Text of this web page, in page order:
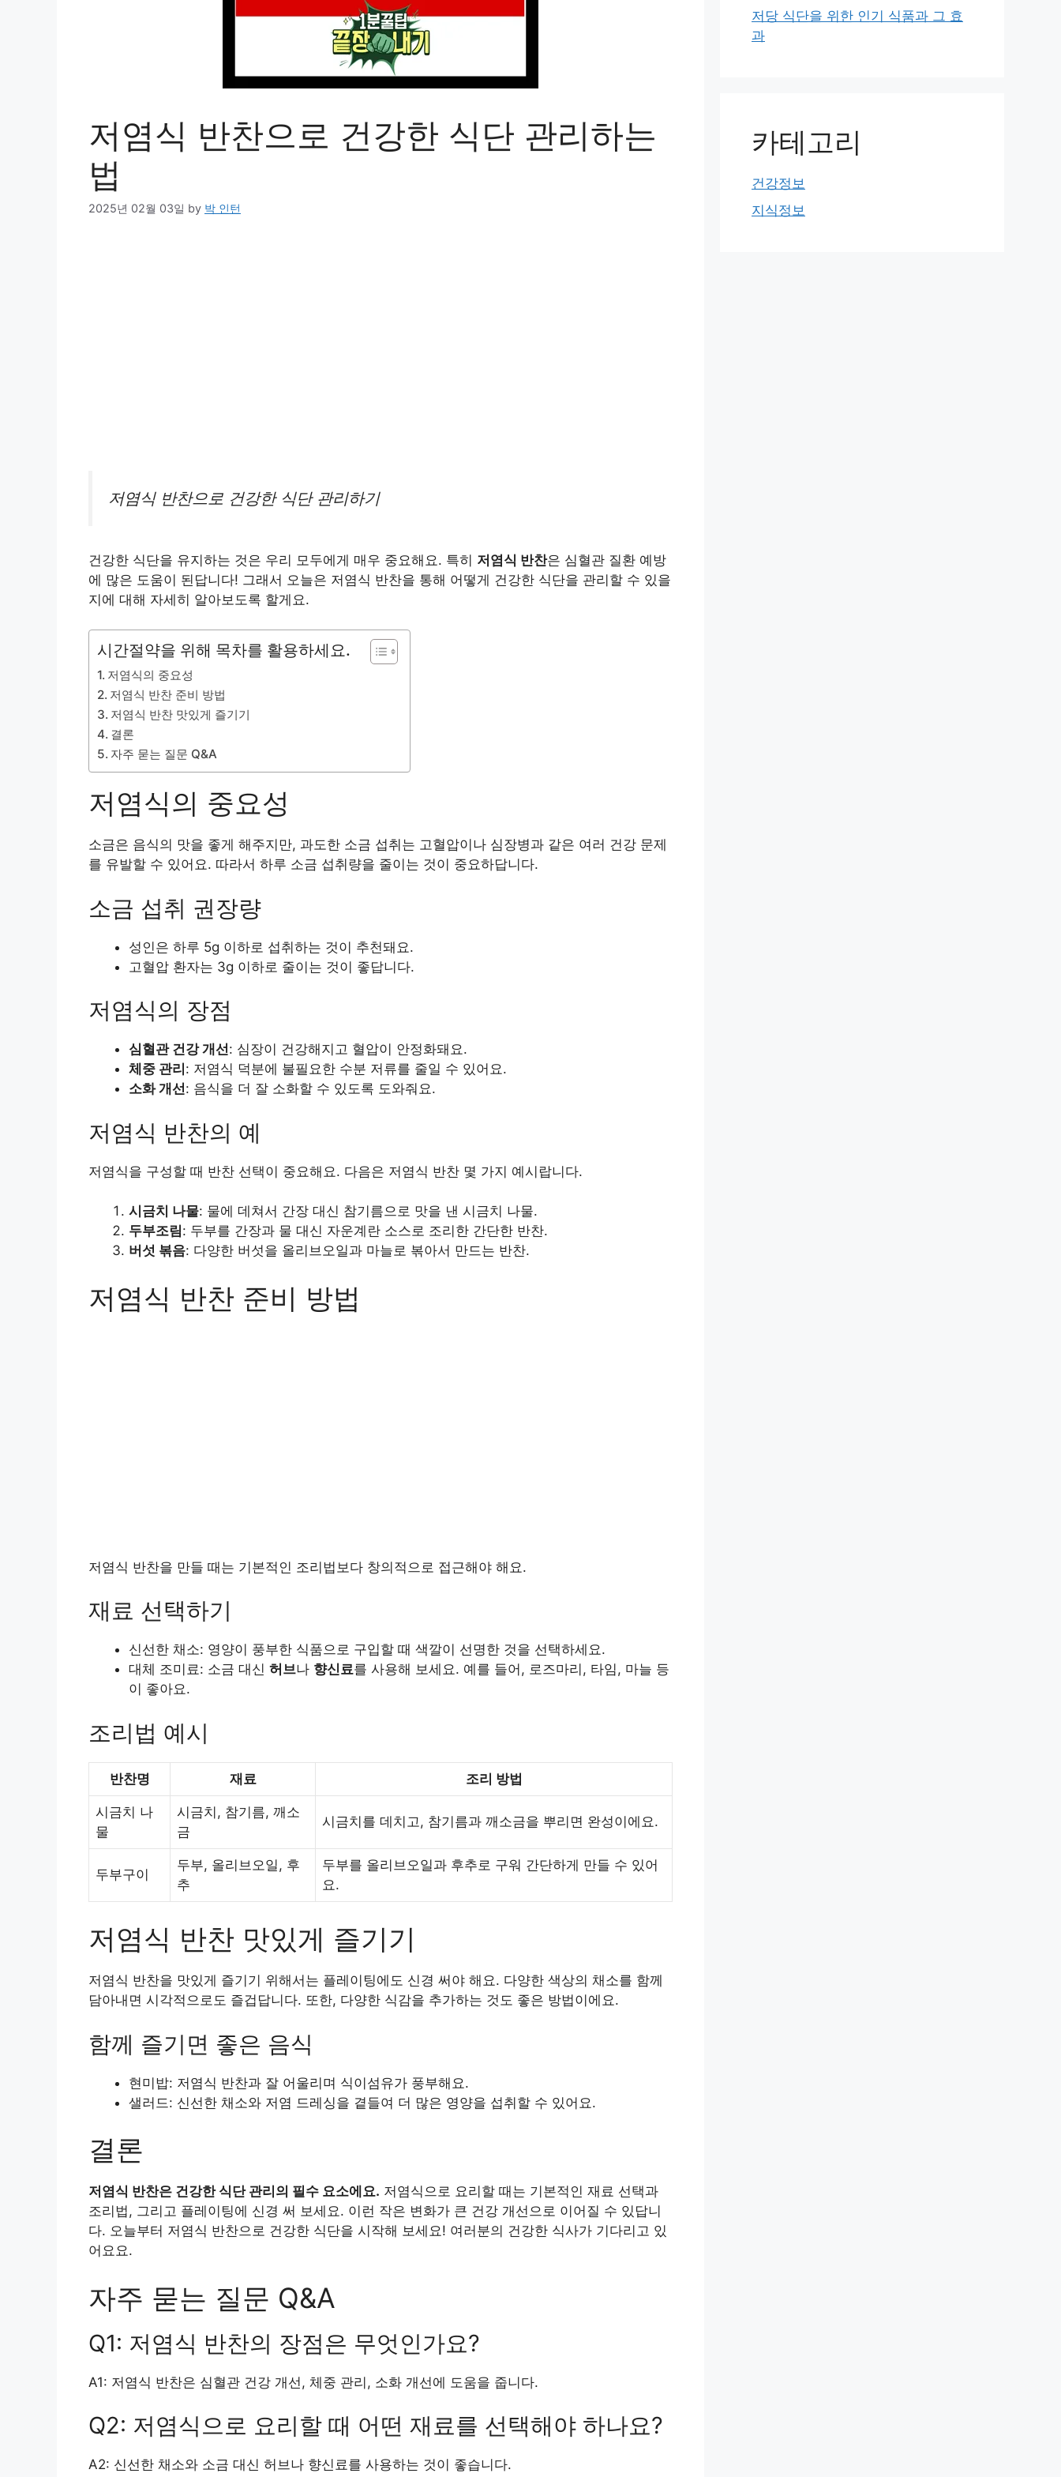
저염식 반찬으로 건강한 식단 관리하는
법
2025년 02월 03일 by 박 인턴
저염식 반찬으로 건강한 식단 관리하기
건강한 식단을 유지하는 것은 우리 모두에게 매우 중요해요. 특히 저염식 반찬은 심혈관 질환 예방
에 많은 도움이 된답니다! 그래서 오늘은 저염식 반찬을 통해 어떻게 건강한 식단을 관리할 수 있을
지에 대해 자세히 알아보도록 할게요.
시간절약을 위해 목차를 활용하세요.
저염식의 중요성
저염식 반찬 준비 방법
저염식 반찬 맛있게 즐기기
결론
자주 묻는 질문 Q&A
저염식의 중요성
소금은 음식의 맛을 좋게 해주지만, 과도한 소금 섭취는 고혈압이나 심장병과 같은 여러 건강 문제
를 유발할 수 있어요. 따라서 하루 소금 섭취량을 줄이는 것이 중요하답니다.
소금 섭취 권장량
성인은 하루 5g 이하로 섭취하는 것이 추천돼요.
고혈압 환자는 3g 이하로 줄이는 것이 좋답니다.
저염식의 장점
심혈관 건강 개선: 심장이 건강해지고 혈압이 안정화돼요.
체중 관리 : 저염식 덕분에 불필요한 수분 저류를 줄일 수 있어요.
소화 개선: 음식을 더 잘 소화할 수 있도록 도와줘요.
저염식 반찬의 예
저염식을 구성할 때 반찬 선택이 중요해요. 다음은 저염식 반찬 몇 가지 예시랍니다.
시금치 나물: 물에 데쳐서 간장 대신 참기름으로 맛을 낸 시금치 나물.
두부조림: 두부를 간장과 물 대신 자운계란 소스로 조리한 간단한 반찬.
버섯 볶음: 다양한 버섯을 올리브오일과 마늘로 볶아서 만드는 반찬.
저염식 반찬 준비 방법
저염식 반찬을 만들 때는 기본적인 조리법보다 창의적으로 접근해야 해요.
재료 선택하기
신선한 채소: 영양이 풍부한 식품으로 구입할 때 색깔이 선명한 것을 선택하세요.
대체 조미료: 소금 대신 허브나 향신료를 사용해 보세요. 예를 들어, 로즈마리, 타임, 마늘 등
이 좋아요.
조리법 예시
반찬명 재료 조리 방법
시금치 나
물
시금치, 참기름, 깨소
금
시금치를 데치고, 참기름과 깨소금을 뿌리면 완성이에요.
두부구이
두부, 올리브오일, 후
추
두부를 올리브오일과 후추로 구워 간단하게 만들 수 있어
요.
저염식 반찬 맛있게 즐기기
저염식 반찬을 맛있게 즐기기 위해서는 플레이팅에도 신경 써야 해요. 다양한 색상의 채소를 함께
담아내면 시각적으로도 즐겁답니다. 또한, 다양한 식감을 추가하는 것도 좋은 방법이에요.
함께 즐기면 좋은 음식
현미밥: 저염식 반찬과 잘 어울리며 식이섬유가 풍부해요.
샐러드: 신선한 채소와 저염 드레싱을 곁들여 더 많은 영양을 섭취할 수 있어요.
결론
저염식 반찬은 건강한 식단 관리의 필수 요소에요. 저염식으로 요리할 때는 기본적인 재료 선택과
조리법, 그리고 플레이팅에 신경 써 보세요. 이런 작은 변화가 큰 건강 개선으로 이어질 수 있답니
다. 오늘부터 저염식 반찬으로 건강한 식단을 시작해 보세요! 여러분의 건강한 식사가 기다리고 있
어요요.
자주 묻는 질문 Q&A
Q1: 저염식 반찬의 장점은 무엇인가요?
A1: 저염식 반찬은 심혈관 건강 개선, 체중 관리, 소화 개선에 도움을 줍니다.
Q2: 저염식으로 요리할 때 어떤 재료를 선택해야 하나요?
A2: 신선한 채소와 소금 대신 허브나 향신료를 사용하는 것이 좋습니다.
저당 식단을 위한 인기 식품과 그 효
과
카테고리
건강정보
지식정보